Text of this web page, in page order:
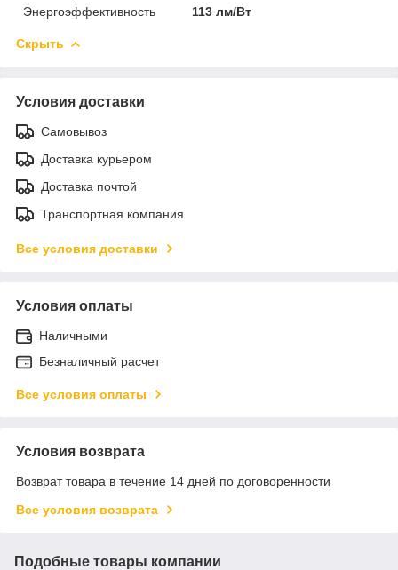
Энергоэффективность 113 лм/Вт
Скрыть
Условия доставки
Самовывоз
Доставка курьером
Доставка почтой
Транспортная компания
Все условия доставки
Условия оплаты
Наличными
Безналичный расчет
Все условия оплаты
Условия возврата
Возврат товара в течение 14 дней по договоренности
Все условия возврата
Подобные товары компании